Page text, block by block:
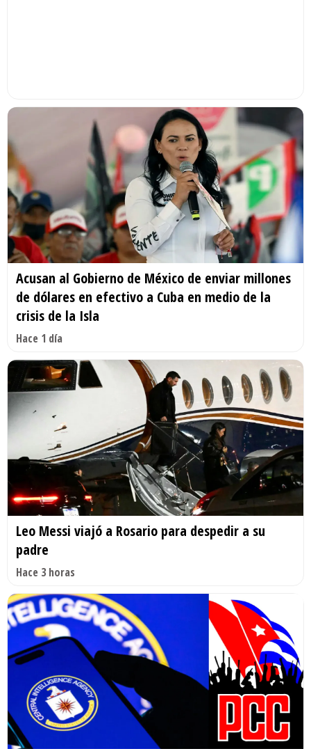
Acusan al Gobierno de México de enviar millones
de dólares en efectivo a Cuba en medio de la
crisis de la Isla
Hace 1 día
Leo Messi viajó a Rosario para despedir a su
padre
Hace 3 horas